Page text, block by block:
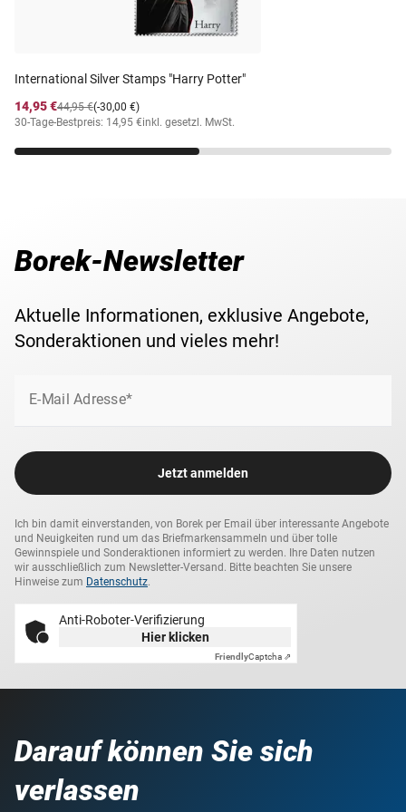
2
Michel-Nr. 516-517
International Silver Stamps "Harry Potter"
14,95 €
(-30,00 €)
44,95 €
30-Tage-Bestpreis: 14,95 €inkl. gesetzl. MwSt.
Borek-Newsletter
Aktuelle Informationen, exklusive Angebote,
Sonderaktionen und vieles mehr!
E-Mail Adresse*
Jetzt anmelden
Ich bin damit einverstanden, von Borek per Email über interessante Angebote
und Neuigkeiten rund um das Briefmarkensammeln und über tolle
Gewinnspiele und Sonderaktionen informiert zu werden. Ihre Daten nutzen
wir ausschließlich zum Newsletter-Versand. Bitte beachten Sie unsere
Hinweise zum Datenschutz.
Anti-Roboter-Verifizierung
Hier klicken
FriendlyCaptcha ⇗
Darauf können Sie sich
verlassen